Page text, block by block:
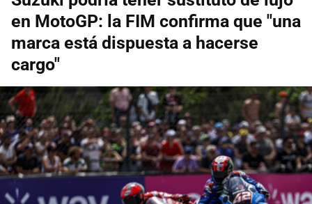
en MotoGP: la FIM confirma que "una
marca está dispuesta a hacerse
cargo"